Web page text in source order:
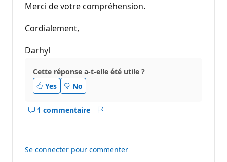
Merci de votre compréhension.
Cordialement,
Darhyl
Cette réponse a-t-elle été utile ?
Yes
No
1 commentaire
Afficher
pour
Se connecter pour commenter